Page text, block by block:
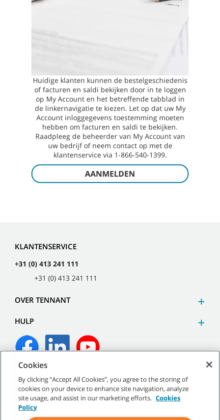
Huidige klanten kunnen de bestelgeschiedenis
of facturen en saldi bekijken door in te loggen
op My Account en het betreffende tabblad in
de linkernavigatie te kiezen. Let op dat uw My
Account inloggegevens toestemming moeten
hebben om facturen en saldi te bekijken.
Raadpleeg de beheerder van My Account van
uw bedrijf of neem contact op met de
klantenservice via 1-866-540-1399.
AANMELDEN
KLANTENSERVICE
+31 (0) 413 241 111
+31 (0) 413 241 111
OVER TENNANT
HULP
©2026Tennant Company. Alle rechten voorbehouden.
Cookies
By clicking “Accept All Cookies”, you agree to the storing of
cookies on your device to enhance site navigation, analyze
site usage, and assist in our marketing efforts. Cookies
Policy